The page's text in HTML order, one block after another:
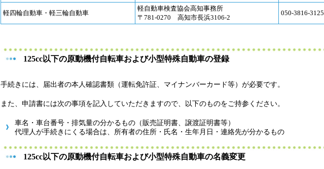
軽四輪自動車・軽三輪自動車
軽自動車検査協会高知事務所
〒781-0270 高知市長浜3106-2
050-3816-3125
125cc以下の原動機付自転車および小型特殊自動車の登録
手続きには、届出者の本人確認書類（運転免許証、マイナンバーカード等）が必要です。
また、申請書には次の事項を記入していただきますので、以下のものをご持参ください。
車名・車台番号・排気量の分かるもの（販売証明書、譲渡証明書等）
代理人が手続きにくる場合は、所有者の住所・氏名・生年月日・連絡先が分かるもの
125cc以下の原動機付自転車および小型特殊自動車の名義変更